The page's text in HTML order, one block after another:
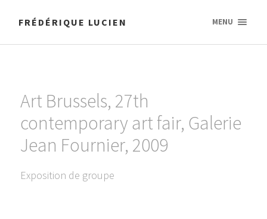
FRÉDÉRIQUE LUCIEN MENU
Art Brussels, 27th
contemporary art fair, Galerie
Jean Fournier, 2009
Exposition de groupe